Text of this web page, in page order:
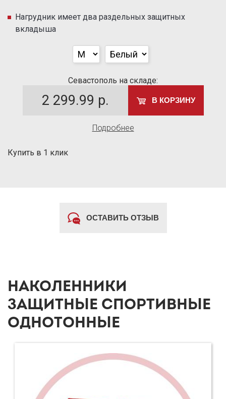
Нагрудник имеет два раздельных защитных
вкладыша
Севастополь на складе:
2 299.99 р. В КОРЗИНУ
Подробнее
Купить в 1 клик
ОСТАВИТЬ ОТЗЫВ
НАКОЛЕННИКИ
ЗАЩИТНЫЕ СПОРТИВНЫЕ
ОДНОТОННЫЕ